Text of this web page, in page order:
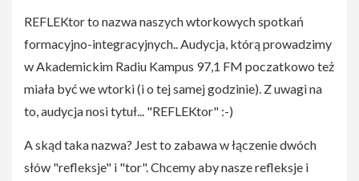
REFLEKtor to nazwa naszych wtorkowych spotkań
formacyjno-integracyjnych.. Audycja, którą prowadzimy
w Akademickim Radiu Kampus 97,1 FM poczatkowo też
miała być we wtorki (i o tej samej godzinie). Z uwagi na
to, audycja nosi tytuł... "REFLEKtor" :-)
A skąd taka nazwa? Jest to zabawa w łączenie dwóch
słów "refleksje" i "tor". Chcemy aby nasze refleksje i